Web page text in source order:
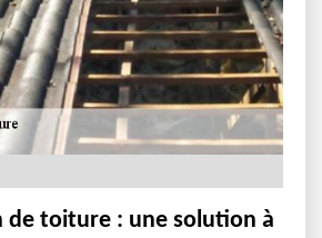
de toiture : une solution à